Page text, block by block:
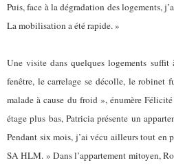
Puis, face à la dégradation des logements,
La mobilisation a été rapide. »
Une visite dans quelques logements suffit
fenêtre, le carrelage se décolle, le robinet
malade à cause du froid », énumère
étage plus bas, Patricia présente un
Pendant six mois, j’ai vécu ailleurs tout en
SA HLM. » Dans l’appartement mitoyen,